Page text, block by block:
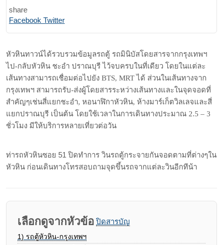
share
Facebook TwitterPrint
Share
หัวหินทาวน์ได้รวบรวมข้อมูลรถตู้ รถมินิบัสโดยสารจากกรุงเทพฯ
ไป-กลับหัวหิน ชะอำ ปราณบุรี ไว้จบครบในที่เดียว โดยในแต่ละ
เส้นทางสามารถเชื่อมต่อไปยัง BTS, MRT ได้ ส่วนในเส้นทางจาก
กรุงเทพฯ สามารถรับ-ส่งผู้โดยสารระหว่างเส้นทางและในจุดจอดที่
สำคัญๆเช่นสี่แยกชะอำ, หอนาฬิกาหัวหิน, ห้างมาร์เก็ตวิลเลจและสี่
แยกปราณบุรี เป็นต้น โดยใช้เวลาในการเดินทางประมาณ 2.5 – 3
ชั่วโมง มีให้บริการหลายเที่ยวต่อวัน
ท่ารถหัวหินซอย 51 ปิดทำการ วินรถตู้กระจายกันจอดตามที่ต่างๆใน
หัวหิน ก่อนเดินทางโทรสอบถามจุดขึ้นรถจากแต่ละวินอีกทีน้า
เลือกดูจากหัวข้อ ปิดสารบัญ
1) รถตู้หัวหิน-กรุงเทพฯ